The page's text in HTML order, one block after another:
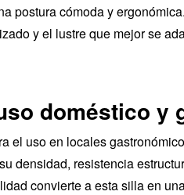
postura cómoda y
y el lustre que mejor se
doméstico y
el uso en locales
densidad, resistencia
convierte a esta silla en